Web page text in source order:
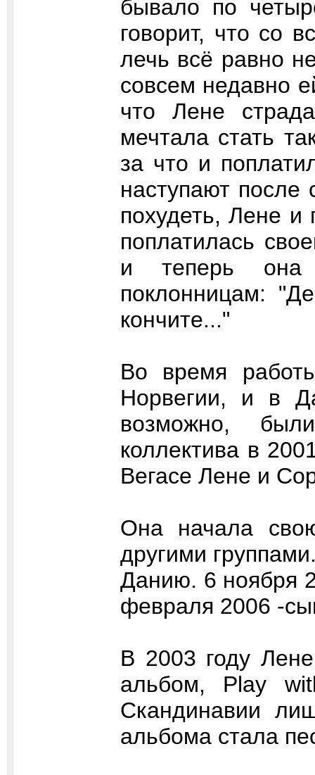
бывало по
говорит, что со
лечь всё равно
совсем недавно
что Лене
мечтала стать
за что и
наступают
похудеть, Лене
поплатилась
и теперь она
поклонницам:
кончите..."
Во время
Норвегии, и в
возможно,
коллектива в
Вегасе Лене и
Она начала
другими
Данию. 6 ноября
февраля 2006 -
В 2003 году
альбом, Play
Скандинавии
альбома стала